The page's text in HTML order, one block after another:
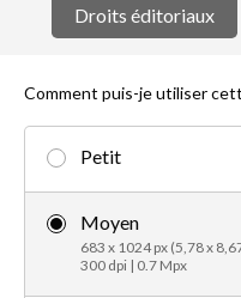
Droits éditoriaux
Comment puis-je utiliser
Petit
Moyen
683 x 1024 px (5,78 x
300 dpi | 0.7 Mpx